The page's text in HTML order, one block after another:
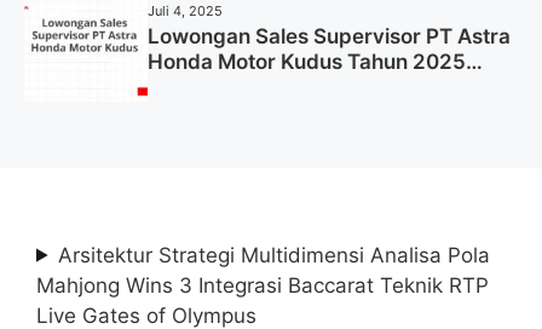
Juli 4, 2025
Lowongan Sales Supervisor PT Astra
Honda Motor Kudus Tahun 2025
Arsitektur Strategi Multidimensi Analisa Pola
Mahjong Wins 3 Integrasi Baccarat Teknik RTP
Live Gates of Olympus